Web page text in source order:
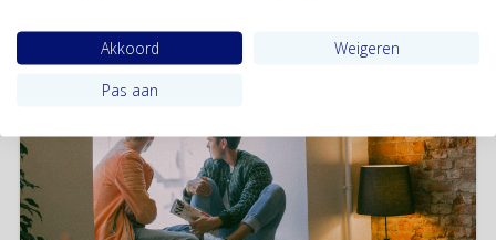
Akkoord
Weigeren
Pas aan